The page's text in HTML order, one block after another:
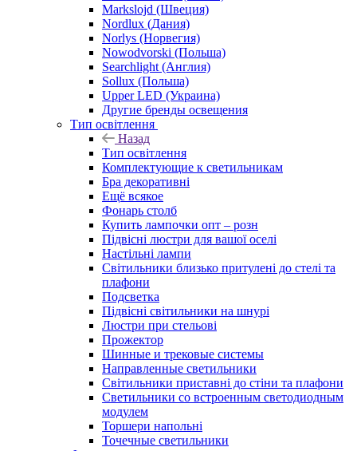
Markslojd (Швеция)
Nordlux (Дания)
Norlys (Норвегия)
Nowodvorski (Польша)
Searchlight (Англия)
Sollux (Польша)
Upper LED (Украина)
Другие бренды освещения
Тип освітлення
Назад
Тип освітлення
Комплектующие к светильникам
Бра декоративні
Ещё всякое
Фонарь столб
Купить лампочки опт – розн
Підвісні люстри для вашої оселі
Настільні лампи
Світильники близько притулені до стелі та
плафони
Подсветка
Підвісні світильники на шнурі
Люстри при стельові
Прожектор
Шинные и трековые системы
Направленные светильники
Світильники приставні до стіни та плафони
Светильники со встроенным светодиодным
модулем
Торшери напольні
Точечные светильники